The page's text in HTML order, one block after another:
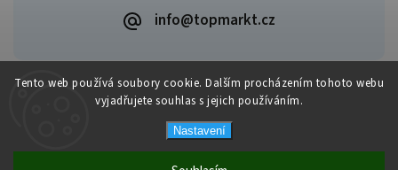
Tento web používá soubory cookie. Dalším procházením tohoto webu
vyjadřujete souhlas s jejich používáním.
Nastavení
info@topmarkt.cz
Copyright 2026 Topmarkt.cz. Všechna práva vyhrazena.
VytvořilShoptet| Design